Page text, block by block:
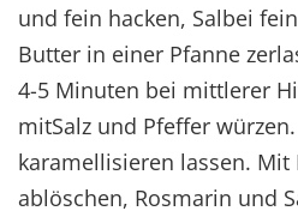
und fein hacken, Salbei
Butter in einer Pfanne
4-5 Minuten bei mittlerer
mitSalz und Pfeffer
karamellisieren lassen. Mit
ablöschen, Rosmarin und